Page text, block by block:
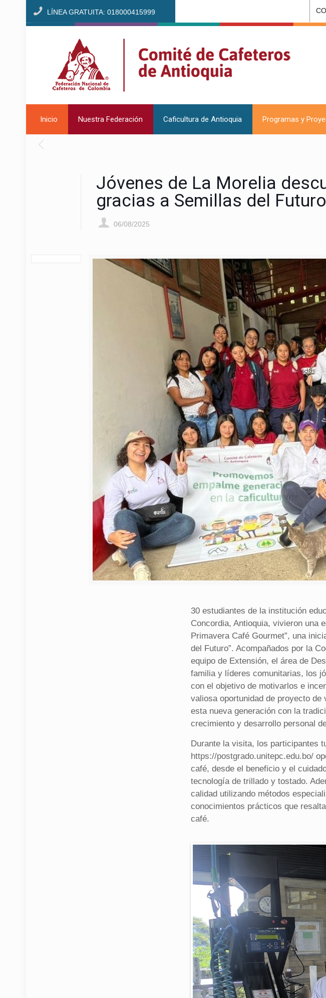
LÍNEA GRATUITA: 018000415999
Inicio Nuestra Federación Caficultura de Antioquia Programas y
Jóvenes de La Morelia
gracias a Semillas del
06/08/2025
30 estudiantes de la institución
Concordia, Antioquia, vivieron una
Primavera Café Gourmet”, una
del Futuro”. Acompañados por la
equipo de Extensión, el área de
familia y líderes comunitarias, los
con el objetivo de motivarlos e
valiosa oportunidad de proyecto
esta nueva generación con la
crecimiento y desarrollo personal
Durante la visita, los participantes
https://postgrado.unitepc.edu.bo/
café, desde el beneficio y el
tecnología de trillado y tostado.
calidad utilizando métodos
conocimientos prácticos que
café.